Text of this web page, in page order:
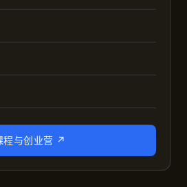
程与创业营 ↗